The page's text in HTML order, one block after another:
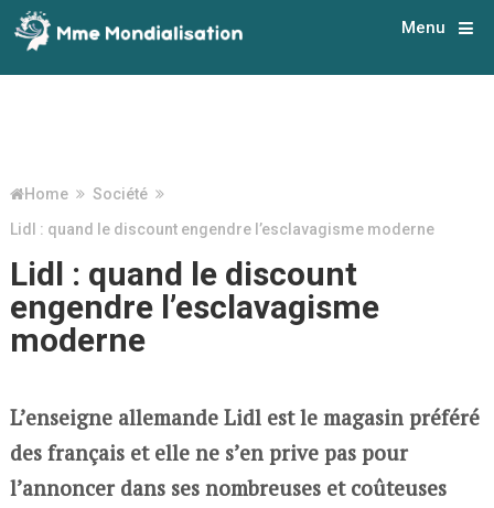
Menu
Home
Société
Lidl : quand le discount engendre l’esclavagisme moderne
Lidl : quand le discount
engendre l’esclavagisme
moderne
L’enseigne allemande Lidl est le magasin préféré
des français et elle ne s’en prive pas pour
l’annoncer dans ses nombreuses et coûteuses